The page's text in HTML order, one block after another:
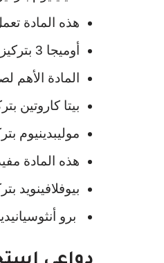
هذه المادة
أوميجا 3 بتركيز 450 مجم.
المادة الأهم
بيتا كاروتين بتركيز 1.8 مجم وهي مادة مضادة للأكسدة ومفيد
موليبدينيوم بتركيز 45
هذه المادة
بيوفلافينويد بتركيز 100 مجم مادة مضادة
برو أنثوسيانيدين 40 مجم مادة مضادة